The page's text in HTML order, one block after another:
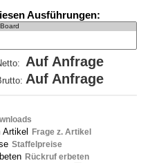
Ausführungen:
Auf Anfrage
Auf Anfrage
Frage z. Artikel
Staffelpreise
Rückruf erbeten